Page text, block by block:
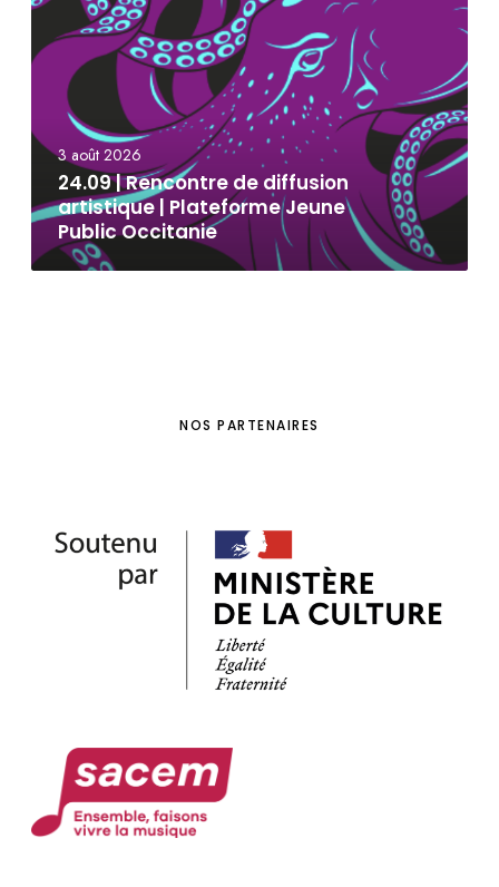
3 août 2026
24.09 | Rencontre de diffusion
artistique | Plateforme Jeune
Public Occitanie
NOS PARTENAIRES